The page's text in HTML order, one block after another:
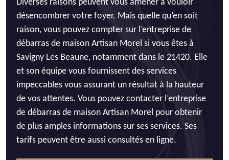
Diverses raisons peuvent vous amener à vouloir
désencombrer votre foyer. Mais quelle qu’en soit
raison, vous pouvez compter sur l’entreprise de
débarras de maison Artisan Morel si vous êtes à
Savigny Les Beaune, notamment dans le 21420. Elle
et son équipe vous fournissent des services
impeccables vous assurant un résultat à la hauteur
de vos attentes. Vous pouvez contacter l’entreprise
de débarras de maison Artisan Morel pour obtenir
de plus amples informations sur ses services. Ses
tarifs peuvent être aussi consultés en ligne.